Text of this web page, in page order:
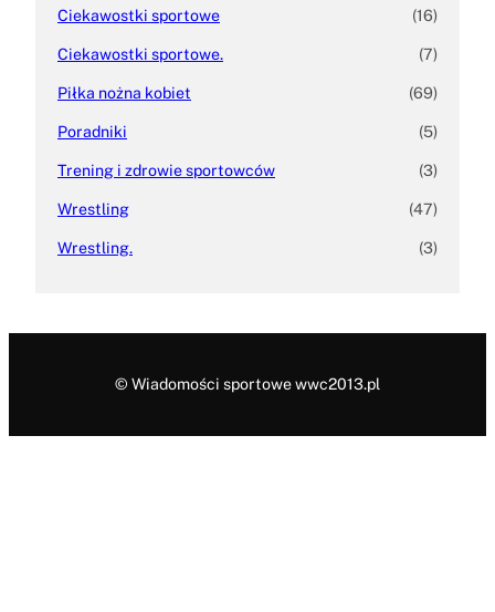
Ciekawostki sportowe (16)
Ciekawostki sportowe. (7)
Piłka nożna kobiet (69)
Poradniki (5)
Trening i zdrowie sportowców (3)
Wrestling (47)
Wrestling. (3)
© Wiadomości sportowe wwc2013.pl